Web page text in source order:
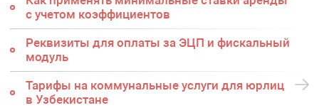
с учетом коэффициентов
Реквизиты для оплаты за ЭЦП и фискальный
модуль
Тарифы на коммунальные услуги для юрлиц
в Узбекистане